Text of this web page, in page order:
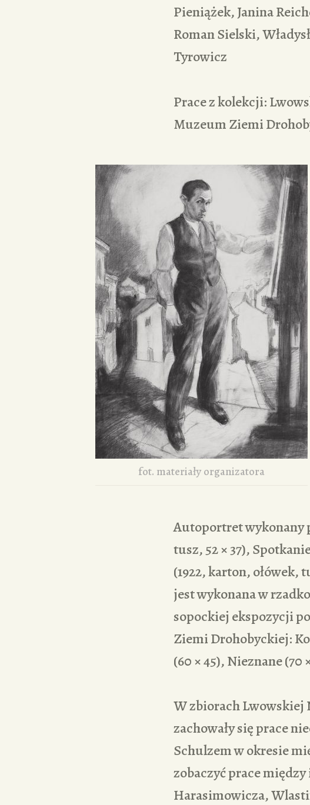
Pieniążek, Janina
Roman Sielski,
Tyrowicz
Prace z kolekcji:
Muzeum Ziemi
fot. materiały organizatora
Autoportret wykonany
tusz, 52 × 37),
(1922, karton, ołówek,
jest wykonana w
sopockiej ekspozycji
Ziemi Drohobyckiej:
(60 × 45), Nieznane (70
W zbiorach Lwowskiej
zachowały się prace
Schulzem w okresie
zobaczyć prace
Harasimowicza,